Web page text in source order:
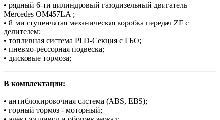
• рядный 6-ти цилиндровый газодизельный двигатель
Mercedes OM457LA ;
• 8-ми ступенчатая механическая коробка передач ZF с
делителем;
• топливная система PLD-Секция с ГБО;
• пневмо-рессорная подвеска;
• дисковые тормоза;
В комплектации:
• антиблокировочная система (АBS, ЕBS);
• горный тормоз - моторный;